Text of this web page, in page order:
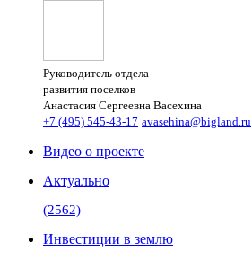
Руководитель отдела
развития поселков
Анастасия Сергеевна Васехина
+7 (495) 545-43-17 avasehina@bigland.ru
Видео о проекте
Актуально
(2562)
Инвестиции в землю